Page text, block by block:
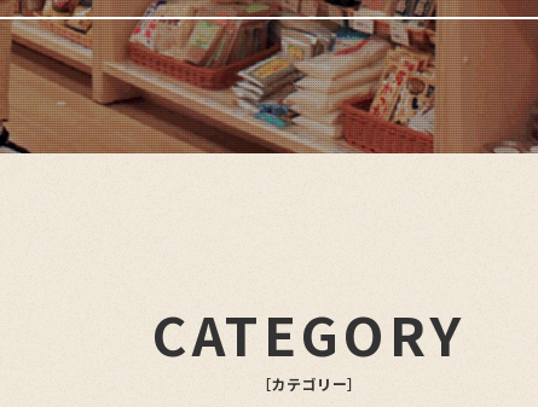
CATEGORY
［カテゴリー］